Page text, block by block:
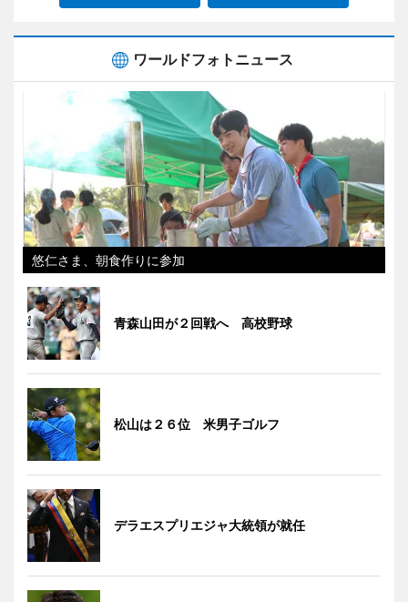
ワールドフォトニュース
悠仁さま、朝食作りに参加
青森山田が２回戦へ 高校野球
松山は２６位 米男子ゴルフ
デラエスプリエジャ大統領が就任